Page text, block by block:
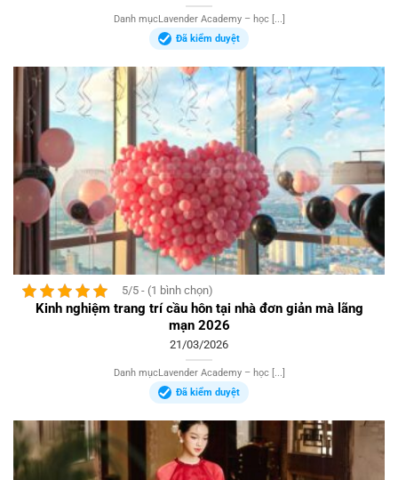
Danh mụcLavender Academy – học [...]
Đã kiểm duyệt
5/5 - (1 bình chọn)
Kinh nghiệm trang trí cầu hôn tại nhà đơn giản mà lãng
mạn 2026
21/03/2026
Danh mụcLavender Academy – học [...]
Đã kiểm duyệt